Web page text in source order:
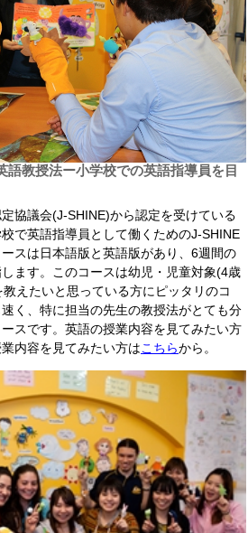
教授法ー小学校での英語指導員を目
協議会(J-SHINE)から認定を受けている
で英語指導員として働くためのJ-SHINE
スは日本語版と英語版があり、6週間の
ます。このコースは幼児・児童対象(4歳
えたいと思っている方にピッタリのコ
く、特に担当の先生の教授法がとても分
スです。英語の授業内容を見てみたい方
内容を見てみたい方はこちらから。